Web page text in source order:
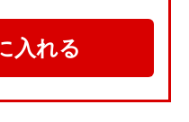
入れる